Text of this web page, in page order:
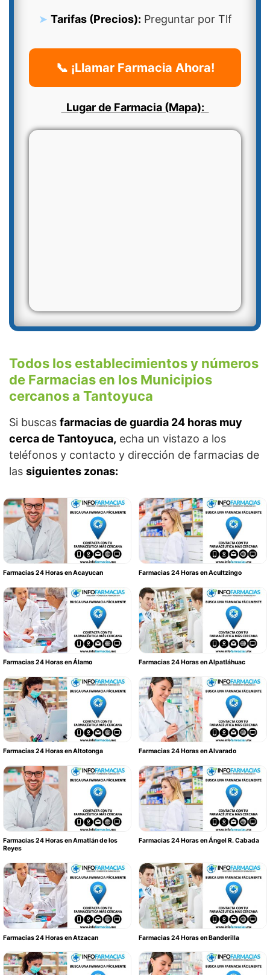
Tarifas (Precios): Preguntar por Tlf
📞 ¡Llamar Farmacia Ahora!
Lugar de Farmacia (Mapa):
Todos los establecimientos y números
de Farmacias en los Municipios
cercanos a Tantoyuca
Si buscas farmacias de guardia 24 horas muy
cerca de Tantoyuca, echa un vistazo a los
teléfonos y contacto y dirección de farmacias de
las siguientes zonas:
Farmacias 24 Horas en Acayucan Farmacias 24 Horas en Acultzingo
Farmacias 24 Horas en Álamo Farmacias 24 Horas en Alpatláhuac
Farmacias 24 Horas en Altotonga Farmacias 24 Horas en Alvarado
Farmacias 24 Horas en Amatlán de los
Reyes
Farmacias 24 Horas en Ángel R. Cabada
Farmacias 24 Horas en Atzacan Farmacias 24 Horas en Banderilla